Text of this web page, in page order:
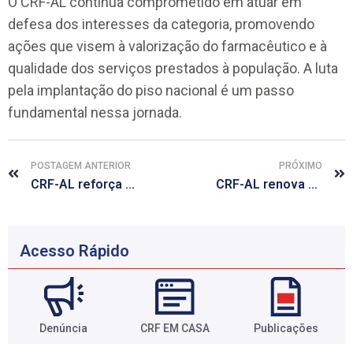
defesa dos interesses da categoria, promovendo
ações que visem à valorização do farmacêutico e à
qualidade dos serviços prestados à população. A luta
pela implantação do piso nacional é um passo
fundamental nessa jornada.
POSTAGEM ANTERIOR
CRF-AL reforça importância do farmacêutico em nova resolução da Anvisa sobre medicamentos à base de Cannabis
PRÓXIMO
CRF-AL renova parceria com CRF-SP e garante continuidade do acesso gratuito à Academia Virtual de Farmácia
Acesso Rápido
Denúncia CRF EM CASA Publicações